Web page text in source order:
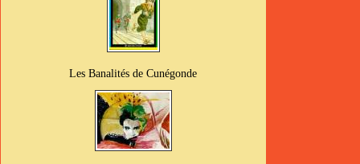
Les Banalités de Cunégonde